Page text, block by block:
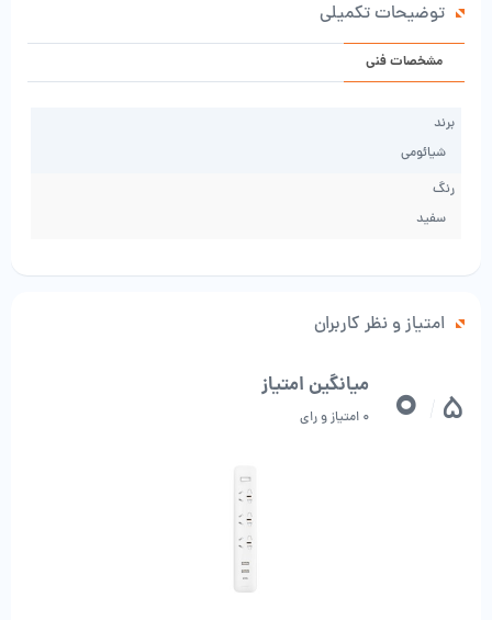
میلی‌متر استفاده شده است. با وجود این محصول می‌توانید انواع دوشاخه‌ها و
سه‌شاخه‌ها را بدون نیاز به مبدل، به پریز برق متصل کنید.
می کند و گواهینامه CCC را گذرانده است که ایمن را تضمین
می کند.
توضیحات تکمیلی
مشخصات فنی
برند
شیائومی
رنگ
سفید
امتیاز و نظر کاربران
5
0 میانگین امتیاز
0 امتیاز و رای